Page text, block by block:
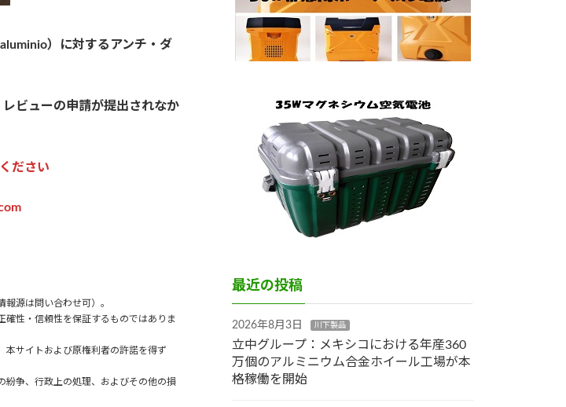
）に対するアンチ・ダ
ビューの申請が提出されなか
ださい
源は問い合わせ可）。
性・信頼性を保証するものではありま
本サイトおよび原権利者の許諾を得ず
紛争、行政上の処理、およびその他の損
最近の投稿
2026年8月3日 川下製品
立中グループ：メキシコにおける年産360
万個のアルミニウム合金ホイール工場が本
格稼働を開始